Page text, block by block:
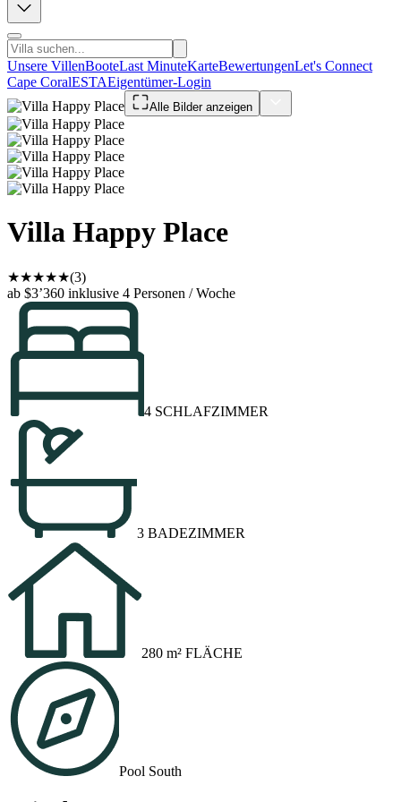
Unsere VillenBooteLast MinuteKarteBewertungenLet's Connect
Cape CoralESTAEigentümer-Login
Alle Bilder anzeigen
Villa Happy Place
★★★★★(3)
ab $3’360 inklusive 4 Personen / Woche
4 SCHLAFZIMMER
3 BADEZIMMER
280 m² FLÄCHE
Pool South